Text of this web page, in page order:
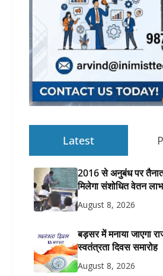
Latest
2016 से अनुबंध पर तैनात
मिलेगा संशोधित वेतन लाभ
August 8, 2026
बड़सर में मनाया जाएगा
स्वतंत्रता दिवस समारोह
August 8, 2026